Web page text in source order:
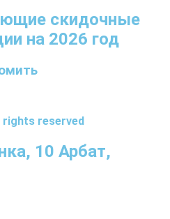
скидочные
на 2026 год
reserved
10 Арбат,